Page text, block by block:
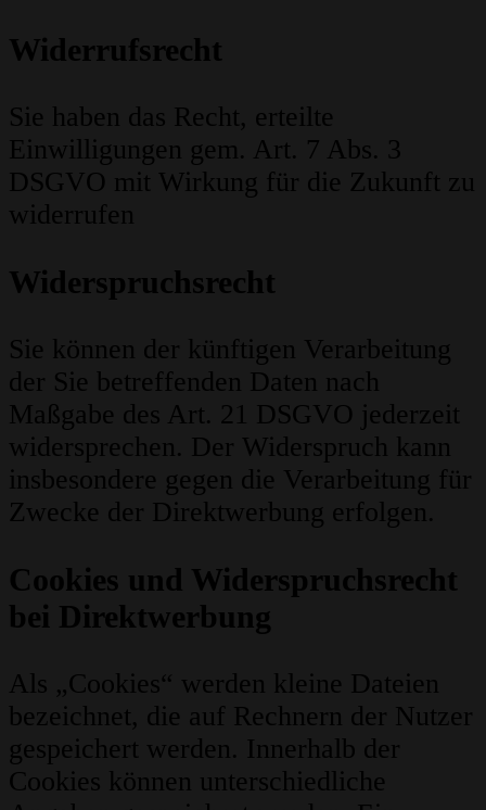
Widerrufsrecht
Sie haben das Recht, erteilte
Einwilligungen gem. Art. 7 Abs. 3
DSGVO mit Wirkung für die Zukunft zu
widerrufen
Widerspruchsrecht
Sie können der künftigen Verarbeitung
der Sie betreffenden Daten nach
Maßgabe des Art. 21 DSGVO jederzeit
widersprechen. Der Widerspruch kann
insbesondere gegen die Verarbeitung für
Zwecke der Direktwerbung erfolgen.
Cookies und Widerspruchsrecht
bei Direktwerbung
Als „Cookies“ werden kleine Dateien
bezeichnet, die auf Rechnern der Nutzer
gespeichert werden. Innerhalb der
Cookies können unterschiedliche